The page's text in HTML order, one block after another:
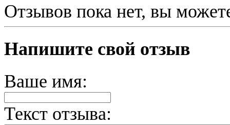
Отзывов пока нет, вы
Напишите свой отзыв
Ваше имя:
Текст отзыва: